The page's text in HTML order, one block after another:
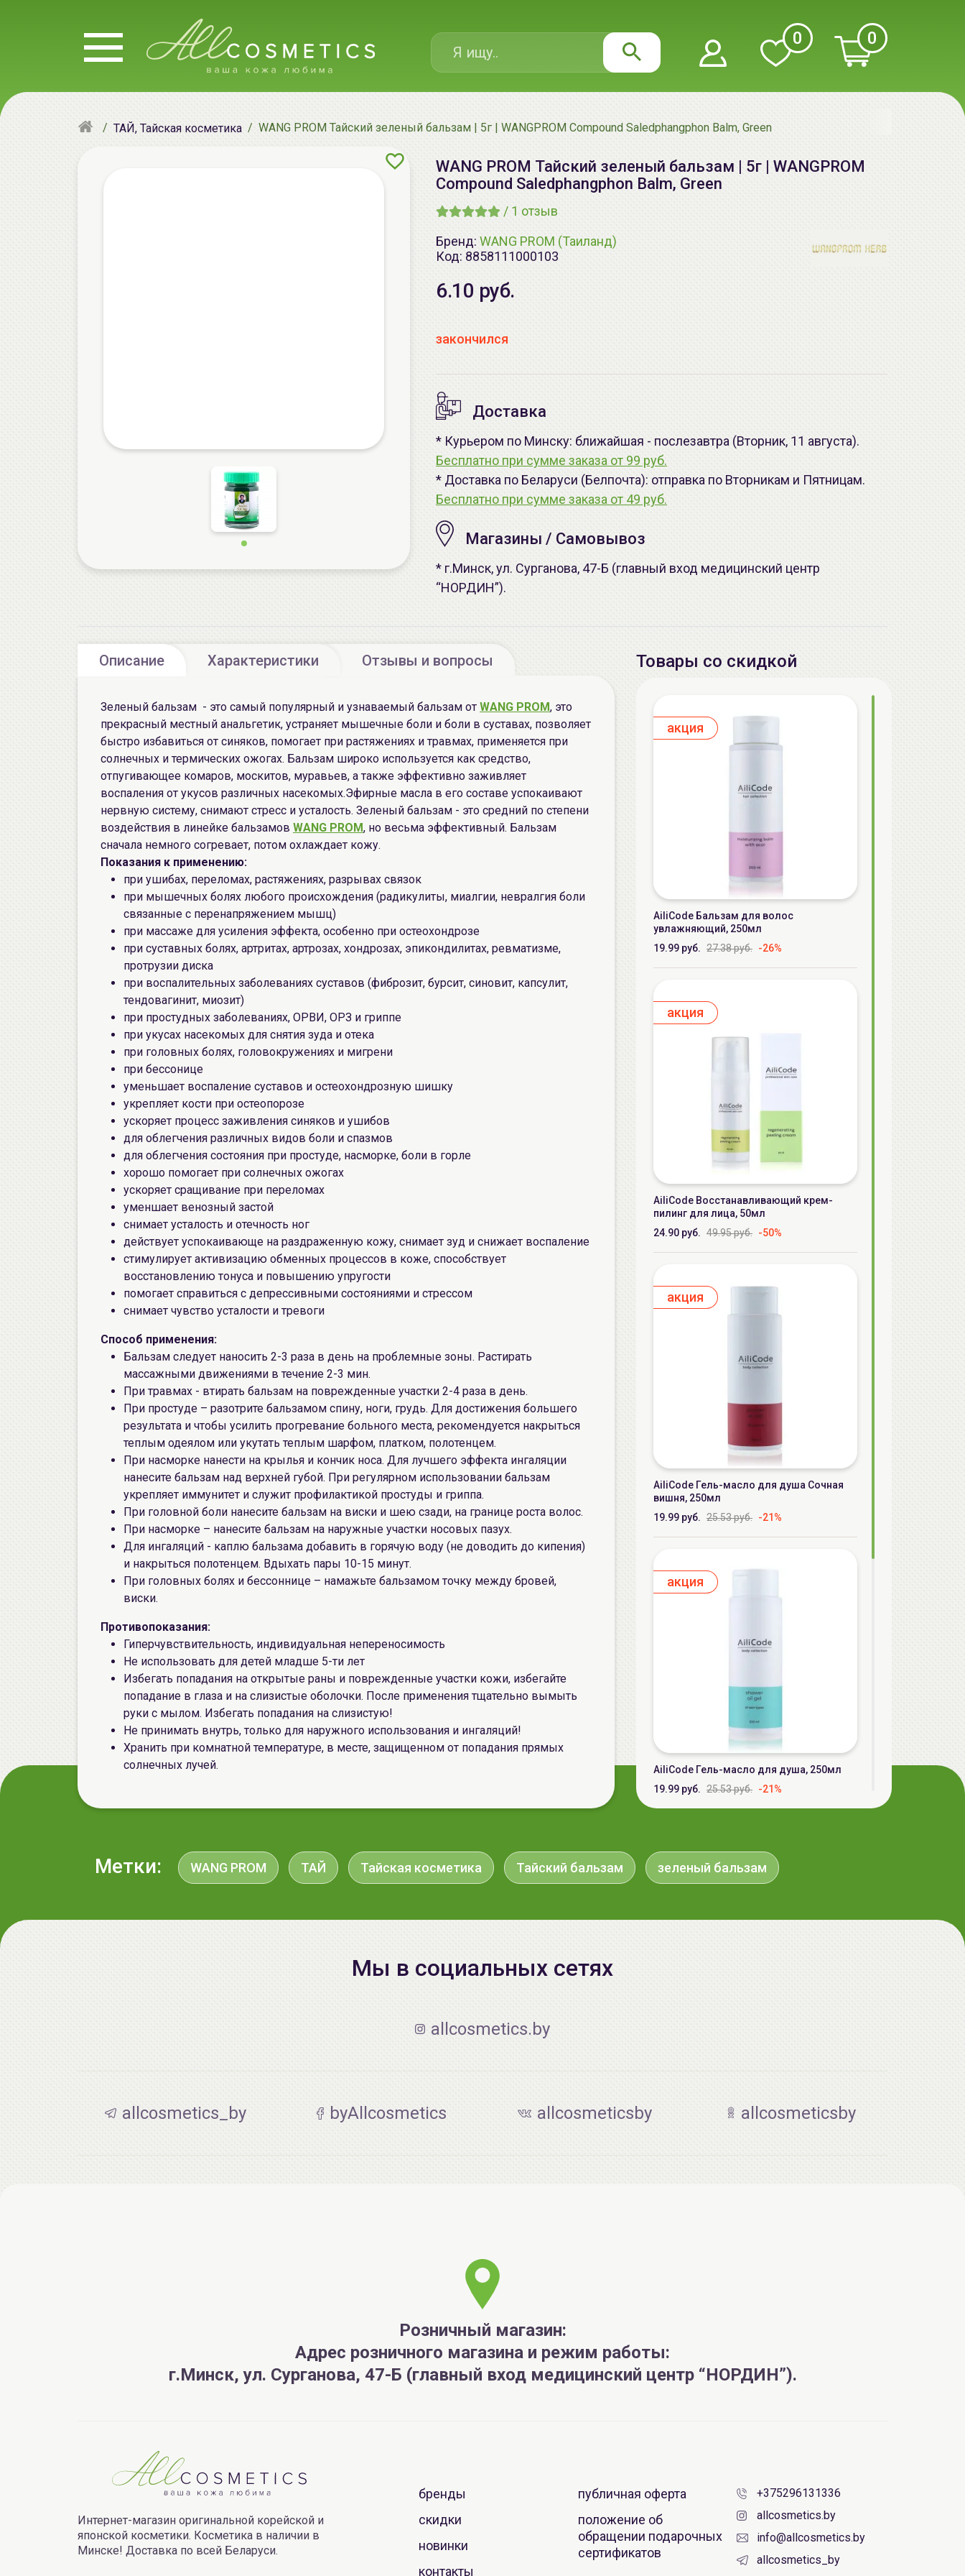
0 0
ТАЙ, Тайская косметика WANG PROM Тайский зеленый бальзам | 5г | WANGPROM Compound Saledphangphon Balm, Green
WANG PROM Тайский зеленый бальзам | 5г | WANGPROM
Compound Saledphangphon Balm, Green
/ 1 отзыв
Бренд: WANG PROM (Таиланд)
Код: 8858111000103
6.10 руб.
закончился
Доставка
* Курьером по Минску: ближайшая - послезавтра (Вторник, 11 августа).
Бесплатно при сумме заказа от 99 руб.
* Доставка по Беларуси (Белпочта): отправка по Вторникам и Пятницам.
Бесплатно при сумме заказа от 49 руб.
Магазины / Самовывоз
* г.Минск, ул. Сурганова, 47-Б (главный вход медицинский центр
“НОРДИН”).
Описание Характеристики Отзывы и вопросы
Зеленый бальзам - это самый популярный и узнаваемый бальзам от WANG PROM, это
прекрасный местный анальгетик, устраняет мышечные боли и боли в суставах, позволяет
быстро избавиться от синяков, помогает при растяжениях и травмах, применяется при
солнечных и термических ожогах. Бальзам широко используется как средство,
отпугивающее комаров, москитов, муравьев, а также эффективно заживляет
воспаления от укусов различных насекомых.Эфирные масла в его составе успокаивают
нервную систему, снимают стресс и усталость. Зеленый бальзам - это средний по степени
воздействия в линейке бальзамов WANG PROM, но весьма эффективный. Бальзам
сначала немного согревает, потом охлаждает кожу.
Показания к применению:
при ушибах, переломах, растяжениях, разрывах связок
при мышечных болях любого происхождения (радикулиты, миалгии, невралгия боли
связанные с перенапряжением мышц)
при массаже для усиления эффекта, особенно при остеохондрозе
при суставных болях, артритах, артрозах, хондрозах, эпикондилитах, ревматизме,
протрузии диска
при воспалительных заболеваниях суставов (фиброзит, бурсит, синовит, капсулит,
тендовагинит, миозит)
при простудных заболеваниях, ОРВИ, ОРЗ и гриппе
при укусах насекомых для снятия зуда и отека
при головных болях, головокружениях и мигрени
при бессонице
уменьшает воспаление суставов и остеохондрозную шишку
укрепляет кости при остеопорозе
ускоряет процесс заживления синяков и ушибов
для облегчения различных видов боли и спазмов
для облегчения состояния при простуде, насморке, боли в горле
хорошо помогает при солнечных ожогах
ускоряет сращивание при переломах
уменшает венозный застой
снимает усталость и отечность ног
действует успокаивающе на раздраженную кожу, снимает зуд и снижает воспаление
стимулирует активизацию обменных процессов в коже, способствует
восстановлению тонуса и повышению упругости
помогает справиться с депрессивными состояниями и стрессом
снимает чувство усталости и тревоги
Способ применения:
Бальзам следует наносить 2-3 раза в день на проблемные зоны. Растирать
массажными движениями в течение 2-3 мин.
При травмах - втирать бальзам на поврежденные участки 2-4 раза в день.
При простуде – разотрите бальзамом спину, ноги, грудь. Для достижения большего
результата и чтобы усилить прогревание больного места, рекомендуется накрыться
теплым одеялом или укутать теплым шарфом, платком, полотенцем.
При насморке нанести на крылья и кончик носа. Для лучшего эффекта ингаляции
нанесите бальзам над верхней губой. При регулярном использовании бальзам
укрепляет иммунитет и служит профилактикой простуды и гриппа.
При головной боли нанесите бальзам на виски и шею сзади, на границе роста волос.
При насморке – нанесите бальзам на наружные участки носовых пазух.
Для ингаляций - каплю бальзама добавить в горячую воду (не доводить до кипения)
и накрыться полотенцем. Вдыхать пары 10-15 минут.
При головных болях и бессоннице – намажьте бальзамом точку между бровей,
виски.
Противопоказания:
Гиперчувствительность, индивидуальная непереносимость
Не использовать для детей младше 5-ти лет
Избегать попадания на открытые раны и поврежденные участки кожи, избегайте
попадание в глаза и на слизистые оболочки. После применения тщательно вымыть
руки с мылом. Избегать попадания на слизистую!
Не принимать внутрь, только для наружного использования и ингаляций!
Хранить при комнатной температуре, в месте, защищенном от попадания прямых
солнечных лучей.
Товары со скидкой
aкция
AiliCode Бальзам для волос
увлажняющий, 250мл
19.99 руб. 27.38 руб. -26%
aкция
AiliCode Восстанавливающий крем-
пилинг для лица, 50мл
24.90 руб. 49.95 руб. -50%
aкция
AiliCode Гель-масло для душа Сочная
вишня, 250мл
19.99 руб. 25.53 руб. -21%
aкция
AiliCode Гель-масло для душа, 250мл
19.99 руб. 25.53 руб. -21%
aкция
Метки: WANG PROM ТАЙ Тайская косметика Тайский бальзам зеленый бальзам
Мы в социальных сетях
allcosmetics.by
allcosmetics_by byAllcosmetics allcosmeticsby allcosmeticsby
Розничный магазин:
Адрес розничного магазина и режим работы:
г.Минск, ул. Сурганова, 47-Б (главный вход медицинский центр “НОРДИН”).
Интернет-магазин оригинальной корейской и
японской косметики. Косметика в наличии в
Минске! Доставка по всей Беларуси.
бренды
скидки
новинки
контакты
публичная оферта
положение об
обращении подарочных
сертификатов
+375296131336
allcosmetics.by
info@allcosmetics.by
allcosmetics_by